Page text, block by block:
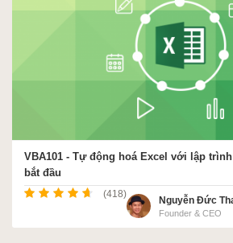
VBA101 - Tự động hoá Excel với lập
bắt đầu
(418)
Nguyễn Đức
Founder & CEO